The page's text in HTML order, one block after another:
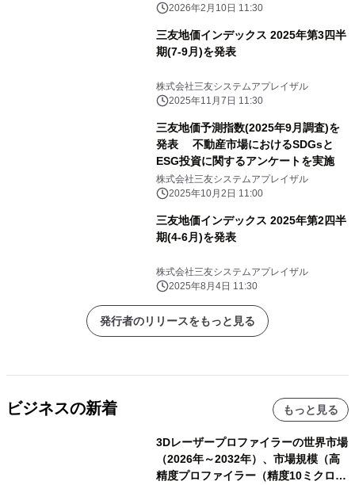
2026年2月10日 11:30
三友地価インデックス 2025年第3四半
期(7-9月)を発表
株式会社三友システムアプレイザル
2025年11月7日 11:30
三友地価予測指数(2025年9月調査)を
発表 不動産市場におけるSDGsと
ESG投資に関するアンケートを実施
株式会社三友システムアプレイザル
2025年10月2日 11:00
三友地価インデックス 2025年第2四半
期(4-6月)を発表
株式会社三友システムアプレイザル
2025年8月4日 11:30
発行者のリリースをもっと見る
ビジネスの新着 もっと見る
3Dレーザープロファイラーの世界市場
（2026年～2032年）、市場規模（高
精度プロファイラー（精度10ミクロン